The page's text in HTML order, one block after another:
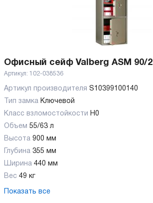
Офисный сейф Valberg ASM 90/2
Артикул: 102-038536
Артикул производителя S10399100140
Тип замка Ключевой
Класс взломостойкости H0
Объем 55/63 л
Высота 900 мм
Глубина 355 мм
Ширина 440 мм
Вес 49 кг
Показать все